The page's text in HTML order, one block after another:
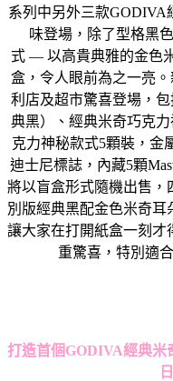
系列中另外三款GODIVA
味登場，除了型格黑
式 — 以高貴典雅的金色
盒，令人眼前為之一亮
利店及超市驚喜登場，
典黑）、經典米奇巧克
克力神秘款式5顆裝，金
迪士尼標誌，內藏5顆
將以盲盒形式隨機出售，
別版經典黑配金色米奇耳
讓大家在打開紙盒一刻才
重驚喜，特別適
打造首個GODIVA經典米